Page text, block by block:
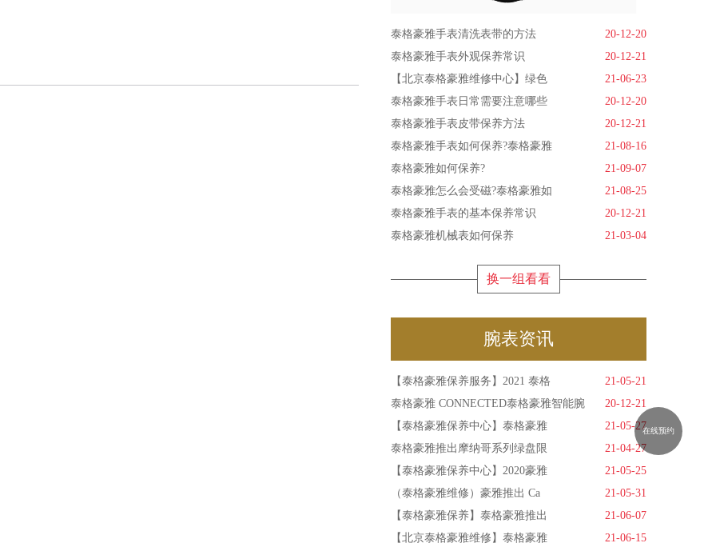
泰格豪雅手表清洗表带的方法
20-12-20
泰格豪雅手表外观保养常识
20-12-21
【北京泰格豪雅维修中心】绿色
21-06-23
泰格豪雅手表日常需要注意哪些
20-12-20
泰格豪雅手表皮带保养方法
20-12-21
泰格豪雅手表如何保养?泰格豪雅
21-08-16
泰格豪雅如何保养?
21-09-07
泰格豪雅怎么会受磁?泰格豪雅如
21-08-25
泰格豪雅手表的基本保养常识
20-12-21
泰格豪雅机械表如何保养
21-03-04
换一组看看
腕表资讯
【泰格豪雅保养服务】2021 泰格
21-05-21
泰格豪雅 CONNECTED泰格豪雅智能腕
20-12-21
【泰格豪雅保养中心】泰格豪雅
21-05-27
泰格豪雅推出摩纳哥系列绿盘限
21-04-27
【泰格豪雅保养中心】2020豪雅
21-05-25
（泰格豪雅维修）豪雅推出 Ca
21-05-31
【泰格豪雅保养】泰格豪雅推出
21-06-07
【北京泰格豪雅维修】泰格豪雅
21-06-15
在线预约